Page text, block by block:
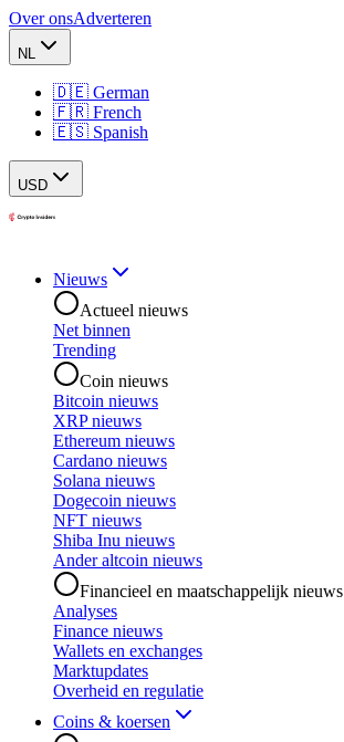
Over onsAdverteren
NL
🇩🇪 German
🇫🇷 French
🇪🇸 Spanish
USD
Nieuws
Actueel nieuws
Net binnen
Trending
Coin nieuws
Bitcoin nieuws
XRP nieuws
Ethereum nieuws
Cardano nieuws
Solana nieuws
Dogecoin nieuws
NFT nieuws
Shiba Inu nieuws
Ander altcoin nieuws
Financieel en maatschappelijk nieuws
Analyses
Finance nieuws
Wallets en exchanges
Marktupdates
Overheid en regulatie
Coins & koersen